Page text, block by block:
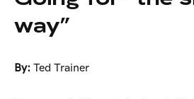
way”
By: Ted Trainer